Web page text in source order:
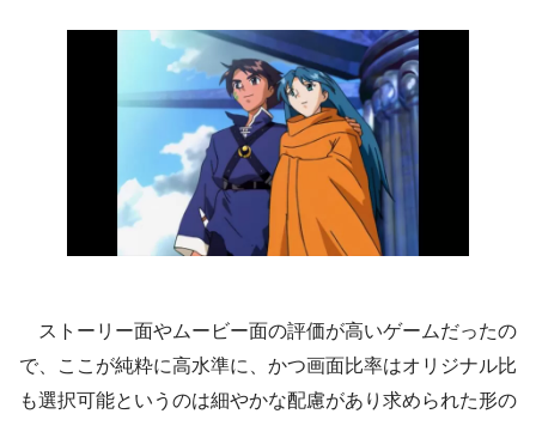
ストーリー面やムービー面の評価が高いゲームだったの
で、ここが純粋に高水準に、かつ画面比率はオリジナル比
も選択可能というのは細やかな配慮があり求められた形の